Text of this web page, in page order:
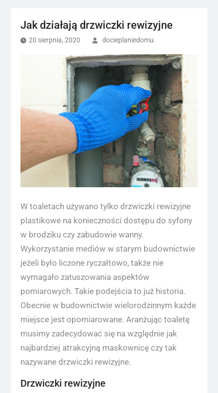
Jak działają drzwiczki rewizyjne
20 sierpnia, 2020 docieplaniedomu
W toaletach używano tylko drzwiczki rewizyjne
plastikowe na konieczności dostępu do syfony
w brodziku czy zabudowie wanny.
Wykorzystanie mediów w starym budownictwie
jeżeli było liczone ryczałtowo, także nie
wymagało zatuszowania aspektów
pomiarowych. Takie podejścia to już historia.
Obecnie w budownictwie wielorodzinnym każde
miejsce jest opomiarowane. Aranżując toaletę
musimy zadecydować się na względnie jak
najbardziej atrakcyjną maskownicę czy tak
nazywane drzwiczki rewizyjne.
Drzwiczki rewizyjne